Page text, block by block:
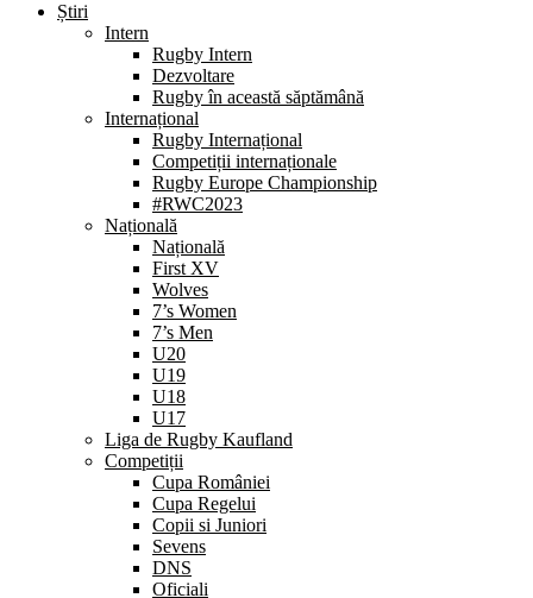
Știri
Intern
Rugby Intern
Dezvoltare
Rugby în această săptămână
Internațional
Rugby Internațional
Competiții internaționale
Rugby Europe Championship
#RWC2023
Națională
Națională
First XV
Wolves
7’s Women
7’s Men
U20
U19
U18
U17
Liga de Rugby Kaufland
Competiții
Cupa României
Cupa Regelui
Copii si Juniori
Sevens
DNS
Oficiali